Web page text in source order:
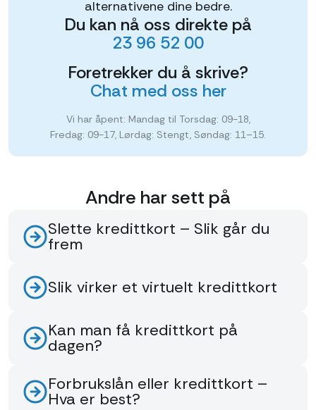
alternativene dine bedre.
Du kan nå oss direkte på
23 96 52 00
Foretrekker du å skrive?
Chat med oss her
Vi har åpent: Mandag til Torsdag: 09-18,
Fredag: 09-17, Lørdag: Stengt, Søndag: 11–15.
Andre har sett på
Slette kredittkort – Slik går du
frem
Slik virker et virtuelt kredittkort
Kan man få kredittkort på
dagen?
Forbrukslån eller kredittkort –
Hva er best?